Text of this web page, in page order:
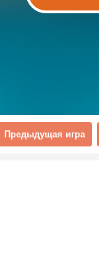
Предыдущая игра